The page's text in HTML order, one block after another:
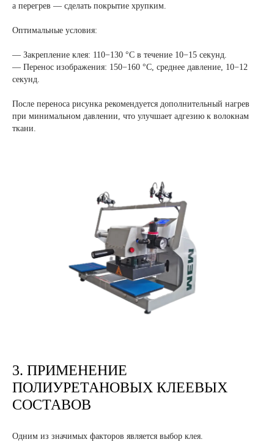
а перегрев — сделать покрытие хрупким.
Оптимальные условия:
— Закрепление клея: 110−130 °C в течение 10−15 секунд.
— Перенос изображения: 150−160 °C, среднее давление, 10−12
секунд.
После переноса рисунка рекомендуется дополнительный нагрев
при минимальном давлении, что улучшает адгезию к волокнам
ткани.
3. ПРИМЕНЕНИЕ
ПОЛИУРЕТАНОВЫХ КЛЕЕВЫХ
СОСТАВОВ
Одним из значимых факторов является выбор клея.